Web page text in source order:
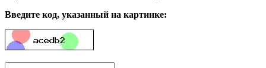
Введите код, указанный на картинке: